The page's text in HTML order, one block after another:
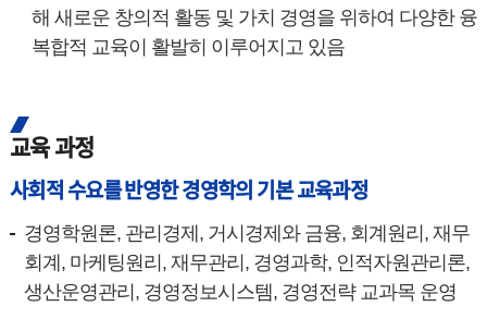
해 새로운 창의적 활동 및 가치 경영을 위하여 다양한 융
복합적 교육이 활발히 이루어지고 있음
교육 과정
사회적 수요를 반영한 경영학의 기본 교육과정
경영학원론, 관리경제, 거시경제와 금융, 회계원리, 재무
회계, 마케팅원리, 재무관리, 경영과학, 인적자원관리론,
생산운영관리, 경영정보시스템, 경영전략 교과목 운영